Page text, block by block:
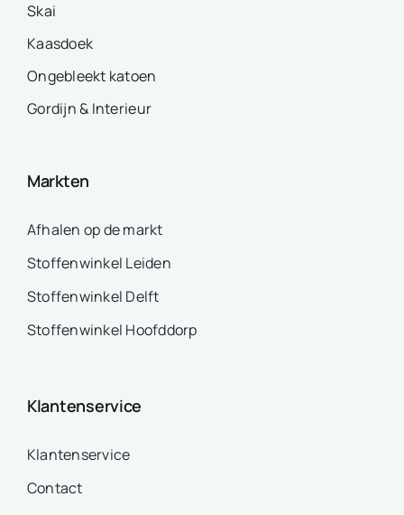
Skai
Kaasdoek
Ongebleekt katoen
Gordijn & Interieur
Markten
Afhalen op de markt
Stoffenwinkel Leiden
Stoffenwinkel Delft
Stoffenwinkel Hoofddorp
Klantenservice
Klantenservice
Contact